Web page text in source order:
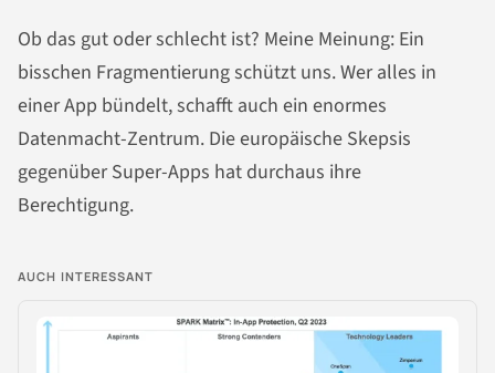
Ob das gut oder schlecht ist? Meine Meinung: Ein
bisschen Fragmentierung schützt uns. Wer alles in
einer App bündelt, schafft auch ein enormes
Datenmacht-Zentrum. Die europäische Skepsis
gegenüber Super-Apps hat durchaus ihre
Berechtigung.
AUCH INTERESSANT